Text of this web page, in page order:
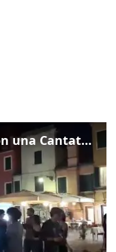
Venezia omaggia Guccini con una Cantata Anarchica in campo Santa Margherita